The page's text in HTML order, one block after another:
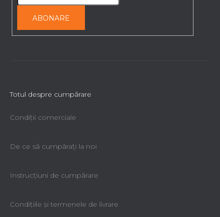
ABONARE
Totul despre cumpărare
Condiții comerciale
De ce să cumpăraţi la noi
Instrucțiuni de cumpărare
Condiţiile şi termenele de livrare